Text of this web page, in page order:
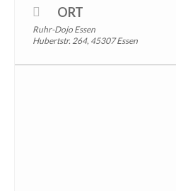
ORT
Ruhr-Dojo Essen
Hubertstr. 264, 45307 Essen